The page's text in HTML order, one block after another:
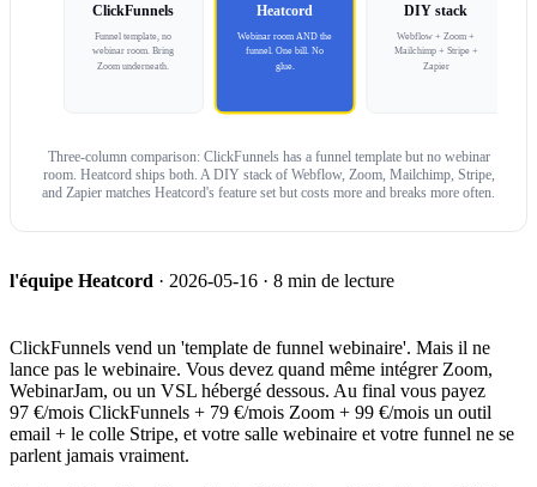
ClickFunnels
Funnel template, no
webinar room. Bring
Zoom underneath.
Heatcord
Webinar room AND the
funnel. One bill. No
glue.
DIY stack
Webflow + Zoom +
Mailchimp + Stripe +
Zapier
Three-column comparison: ClickFunnels has a funnel template but no webinar
room. Heatcord ships both. A DIY stack of Webflow, Zoom, Mailchimp, Stripe,
and Zapier matches Heatcord's feature set but costs more and breaks more often.
l'équipe Heatcord · 2026-05-16 · 8 min de lecture
ClickFunnels vend un 'template de funnel webinaire'. Mais il ne
lance pas le webinaire. Vous devez quand même intégrer Zoom,
WebinarJam, ou un VSL hébergé dessous. Au final vous payez
97 €/mois ClickFunnels + 79 €/mois Zoom + 99 €/mois un outil
email + le colle Stripe, et votre salle webinaire et votre funnel ne se
parlent jamais vraiment.